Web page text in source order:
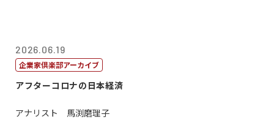
2026.06.19
企業家倶楽部アーカイブ
アフターコロナの日本経済
アナリスト 馬渕磨理子